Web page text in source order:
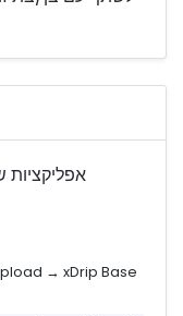
→ xDrip Base